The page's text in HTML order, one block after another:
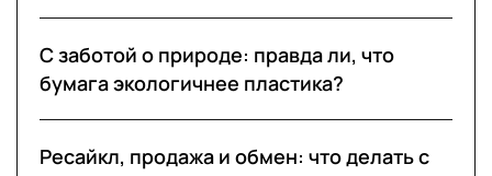
С заботой о природе: правда ли, что
бумага экологичнее пластика?
Ресайкл, продажа и обмен: что делать с